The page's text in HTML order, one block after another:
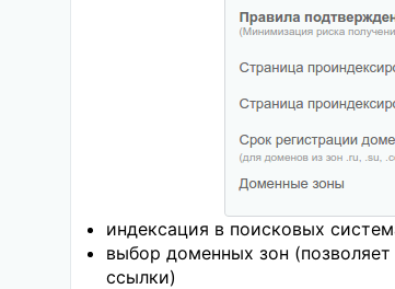
индексация в поисковых
выбор доменных зон
ссылки)